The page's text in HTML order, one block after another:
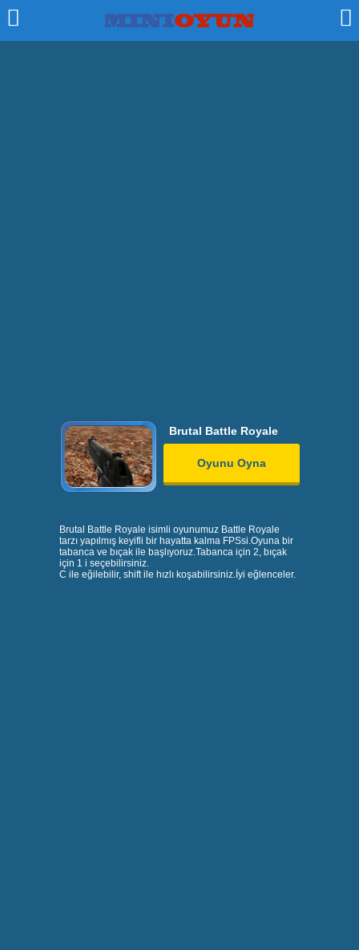
Brutal Battle Royale
Oyunu Oyna
Brutal Battle Royale isimli oyunumuz Battle Royale
tarzı yapılmış keyifli bir hayatta kalma FPSsi.Oyuna bir
tabanca ve bıçak ile başlıyoruz.Tabanca için 2, bıçak
için 1 i seçebilirsiniz.
C ile eğilebilir, shift ile hızlı koşabilirsiniz.İyi eğlenceler.